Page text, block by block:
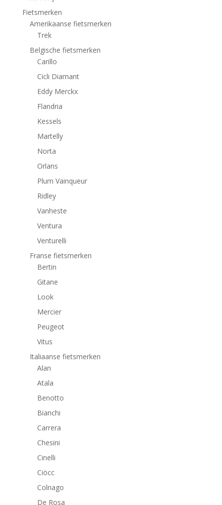
Fietsmerken
Amerikaanse fietsmerken
Trek
Belgische fietsmerken
Carillo
Cicli Diamant
Eddy Merckx
Flandria
Kessels
Martelly
Norta
Orlans
Plum Vainqueur
Ridley
Vanheste
Ventura
Venturelli
Franse fietsmerken
Bertin
Gitane
Look
Mercier
Peugeot
Vitus
Italiaanse fietsmerken
Alan
Atala
Benotto
Bianchi
Carrera
Chesini
Cinelli
Ciöcc
Colnago
De Rosa